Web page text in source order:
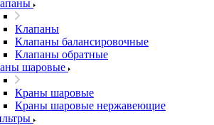
Клапаны
Клапаны балансировочные
Клапаны обратные
шаровые
Краны шаровые
Краны шаровые нержавеющие